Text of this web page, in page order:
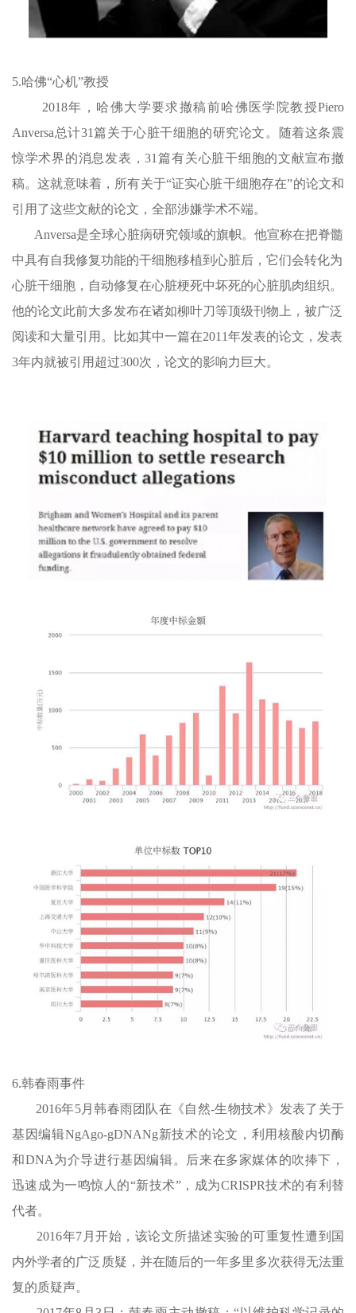
5.哈佛“心机”教授
2018年，哈佛大学要求撤稿前哈佛医学院教授Piero
Anversa总计31篇关于心脏干细胞的研究论文。随着这条震
惊学术界的消息发表，31篇有关心脏干细胞的文献宣布撤
稿。这就意味着，所有关于“证实心脏干细胞存在”的论文和
引用了这些文献的论文，全部涉嫌学术不端。
Anversa是全球心脏病研究领域的旗帜。他宣称在把脊髓
中具有自我修复功能的干细胞移植到心脏后，它们会转化为
心脏干细胞，自动修复在心脏梗死中坏死的心脏肌肉组织。
他的论文此前大多发布在诸如柳叶刀等顶级刊物上，被广泛
阅读和大量引用。比如其中一篇在2011年发表的论文，发表
3年内就被引用超过300次，论文的影响力巨大。
6.韩春雨事件
2016年5月韩春雨团队在《自然-生物技术》发表了关于
基因编辑NgAgo-gDNANg新技术的论文，利用核酸内切酶
和DNA为介导进行基因编辑。后来在多家媒体的吹捧下，
迅速成为一鸣惊人的“新技术”，成为CRISPR技术的有利替
代者。
2016年7月开始，该论文所描述实验的可重复性遭到国
内外学者的广泛质疑，并在随后的一年多里多次获得无法重
复的质疑声。